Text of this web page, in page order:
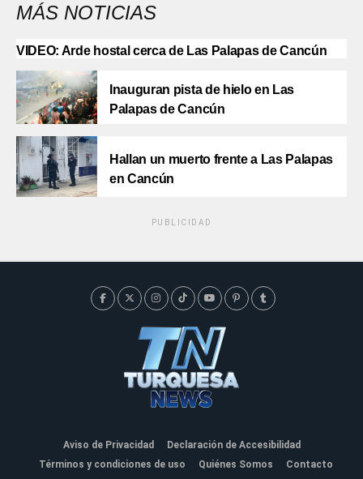
MÁS NOTICIAS
VIDEO: Arde hostal cerca de Las Palapas de Cancún
Inauguran pista de hielo en Las
Palapas de Cancún
Hallan un muerto frente a Las Palapas
en Cancún
PUBLICIDAD
Aviso de Privacidad
Declaración de Accesibilidad
Términos y condiciones de uso
Quiénes Somos Contacto